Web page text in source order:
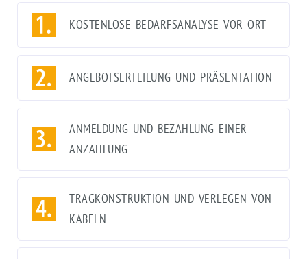
KOSTENLOSE BEDARFSANALYSE VOR ORT
ANGEBOTSERTEILUNG UND PRÄSENTATION
ANMELDUNG UND BEZAHLUNG EINER
ANZAHLUNG
TRAGKONSTRUKTION UND VERLEGEN VON
KABELN